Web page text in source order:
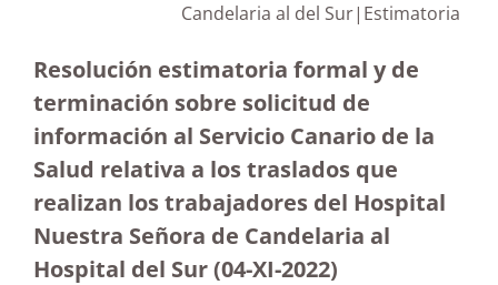
Candelaria al del Sur|Estimatoria
Resolución estimatoria formal y de
terminación sobre solicitud de
información al Servicio Canario de la
Salud relativa a los traslados que
realizan los trabajadores del Hospital
Nuestra Señora de Candelaria al
Hospital del Sur (04-XI-2022)